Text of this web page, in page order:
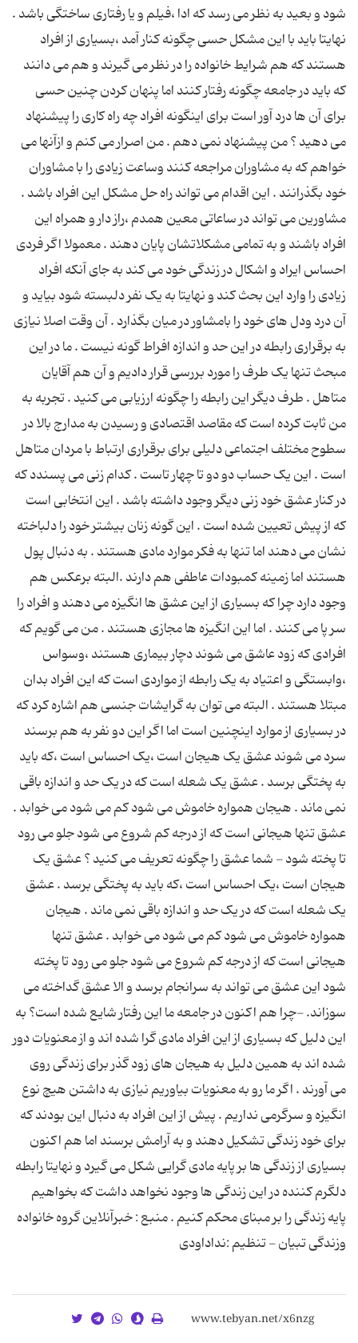
شود و بعید به نظر می رسد که ادا ،فیلم و یا رفتاری ساختگی باشد .
نهایتا باید با این مشکل حسی چگونه کنار آمد ،بسیاری از افراد
هستند که هم شرایط خانواده را در نظر می گیرند و هم می دانند
که باید در جامعه چگونه رفتار کنند اما پنهان کردن چنین حسی
برای آن ها درد آور است برای اینگونه افراد چه راه کاری را پیشنهاد
می دهید ؟ من پیشنهاد نمی دهم . من اصرار می کنم و ازآنها می
خواهم که به مشاوران مراجعه کنند وساعت زیادی را با مشاوران
خود بگذرانند . این اقدام می تواند راه حل مشکل این افراد باشد .
مشاورین می تواند در ساعاتی معین همدم ،راز دار و همراه این
افراد باشند و به تمامی مشکلاتشان پایان دهند . معمولا اگر فردی
احساس ایراد و اشکال در زندگی خود می کند به جای آنکه افراد
زیادی را وارد این بحث کند و نهایتا به یک نفر دلبسته شود بیاید و
آن درد ودل های خود را بامشاور در میان بگذارد . آن وقت اصلا نیازی
به برقراری رابطه در این حد و اندازه افراط گونه نیست . ما در این
مبحث تنها یک طرف را مورد بررسی قرار دادیم و آن هم آقایان
متاهل . طرف دیگر این رابطه را چگونه ارزیابی می کنید . تجربه به
من ثابت کرده است که مقاصد اقتصادی و رسیدن به مدارج بالا در
سطوح مختلف اجتماعی دلیلی برای برقراری ارتباط با مردان متاهل
است . این یک حساب دو دو تا چهار تاست . کدام زنی می پسندد که
در کنار عشق خود زنی دیگر وجود داشته باشد . این انتخابی است
که از پیش تعیین شده است . این گونه زنان بیشتر خود را دلباخته
نشان می دهند اما تنها به فکر موارد مادی هستند . به دنبال پول
هستند اما زمینه کمبودات عاطفی هم دارند .البته برعکس هم
وجود دارد چرا که بسیاری از این عشق ها انگیزه می دهند و افراد را
سر پا می کنند . اما این انگیزه ها مجازی هستند . من می گویم که
افرادی که زود عاشق می شوند دچار بیماری هستند ،وسواس
،وابستگی و اعتیاد به یک رابطه از مواردی است که این افراد بدان
مبتلا هستند . البته می توان به گرایشات جنسی هم اشاره کرد که
در بسیاری از موارد اینچنین است اما اگر این دو نفر به هم برسند
سرد می شوند عشق یک هیجان است ،یک احساس است ،که باید
به پختگی برسد . عشق یک شعله است که در یک حد و اندازه باقی
نمی ماند . هیجان همواره خاموش می شود کم می شود می خوابد .
عشق تنها هیجانی است که از درجه کم شروع می شود جلو می رود
تا پخته شود - شما عشق را چگونه تعریف می کنید ؟ عشق یک
هیجان است ،یک احساس است ،که باید به پختگی برسد . عشق
یک شعله است که در یک حد و اندازه باقی نمی ماند . هیجان
همواره خاموش می شود کم می شود می خوابد . عشق تنها
هیجانی است که از درجه کم شروع می شود جلو می رود تا پخته
شود این عشق می تواند به سرانجام برسد و الا عشق گداخته می
سوزاند. -چرا هم اکنون در جامعه ما این رفتار شایع شده است؟ به
این دلیل که بسیاری از این افراد مادی گرا شده اند و از معنویات دور
شده اند به همین دلیل به هیجان های زود گذر برای زندگی روی
می آورند . اگر ما رو به معنویات بیاوریم نیازی به داشتن هیچ نوع
انگیزه و سرگرمی نداریم . پیش از این افراد به دنبال این بودند که
برای خود زندگی تشکیل دهند و به آرامش برسند اما هم اکنون
بسیاری از زندگی ها بر پایه مادی گرایی شکل می گیرد و نهایتا رابطه
دلگرم کننده در این زندگی ها وجود نخواهد داشت که بخواهیم
پایه زندگی را بر مبنای محکم کنیم . منبع : خبرآنلاین گروه خانواده
وزندگی تبیان - تنظیم :نداداودی